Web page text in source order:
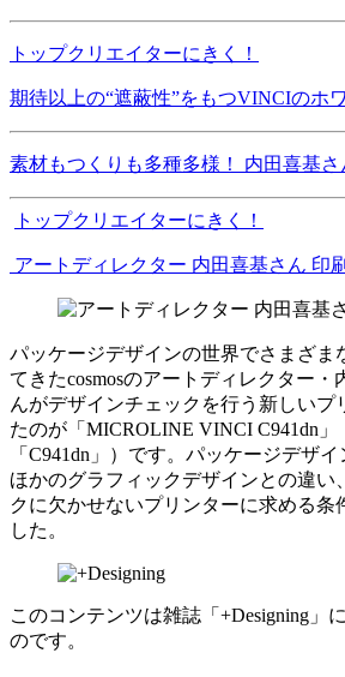
トップクリエイターにきく！
期待以上の“遮蔽性”をもつVINCIのホ
素材もつくりも多種多様！ 内田喜基
トップクリエイターにきく！
アートディレクター 内田喜基さん 印
パッケージデザインの世界でさまざま
てきたcosmosのアートディレクター・
んがデザインチェックを行う新しいプ
たのが「MICROLINE VINCI C941dn」
「C941dn」）です。パッケージデザイ
ほかのグラフィックデザインとの違い
クに欠かせないプリンターに求める条
した。
このコンテンツは雑誌「+Designing」
のです。